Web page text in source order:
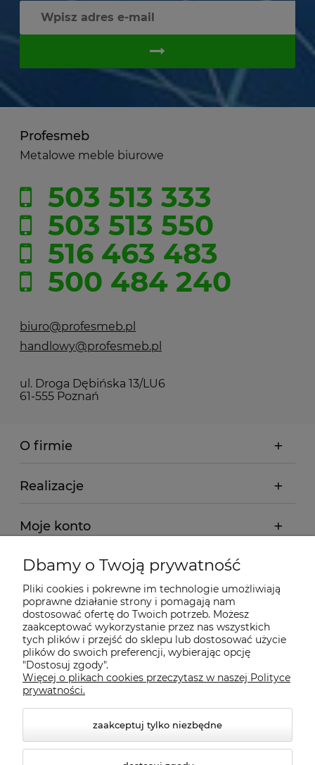
Profesmeb
Metalowe meble biurowe
503 513 333
503 513 550
516 463 483
500 484 240
biuro@profesmeb.pl
handlowy@profesmeb.pl
ul. Droga Dębińska 13/LU6
61-555 Poznań
O firmie
Realizacje
Moje konto
Regulamin
Dostawa - realizacja
Gwarancja i zwroty
Pomoc
Dbamy o Twoją prywatność
Pliki cookies i pokrewne im technologie umożliwiają
poprawne działanie strony i pomagają nam
dostosować ofertę do Twoich potrzeb. Możesz
zaakceptować wykorzystanie przez nas wszystkich
tych plików i przejść do sklepu lub dostosować użycie
plików do swoich preferencji, wybierając opcję
"Dostosuj zgody".
Więcej o plikach cookies przeczytasz w naszej Polityce
prywatności.
zaakceptuj tylko niezbędne